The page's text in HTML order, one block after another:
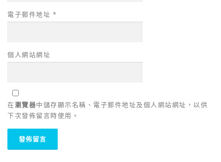
電子郵件地址 *
個人網站網址
在瀏覽器中儲存顯示名稱、電子郵件地址及個人網站網址，以供
下次發佈留言時使用。